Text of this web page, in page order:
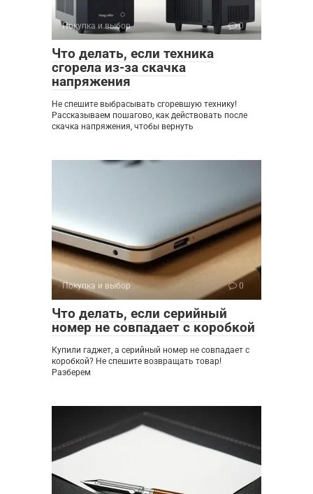
Покупка и выбор 0
Что делать, если техника
сгорела из-за скачка
напряжения
Не спешите выбрасывать сгоревшую технику!
Рассказываем пошагово, как действовать после
скачка напряжения, чтобы вернуть
Покупка и выбор 0
Что делать, если серийный
номер не совпадает с коробкой
Купили гаджет, а серийный номер не совпадает с
коробкой? Не спешите возвращать товар!
Разберем